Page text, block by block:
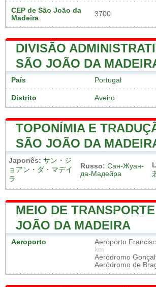
CEP de São João da
Madeira
3700
DIVISÃO
SÃO JOÃO DA
País Portugal
Distrito Aveiro
TOPONÍMIA E
SÃO JOÃO DA
Japonês: サン・ジ
ョアン・ダ・マデイ
ラ
Russo: Сан-Жуан-
да-Мадейра
MEIO DE
JOÃO DA MADEIRA
Aeroporto Aeroporto
km
Aeródromo
Aeródromo de